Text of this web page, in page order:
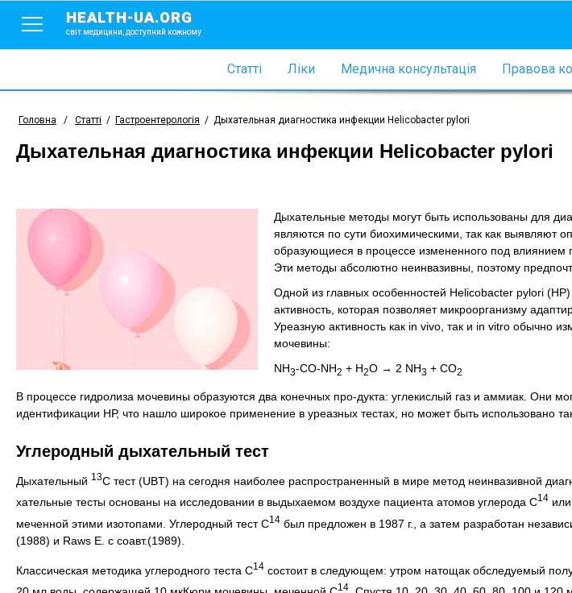
HEALTH-UA.ORG
світ медицини, доступний кожному
Статті Ліки Медична консультація Правова
Головна / Статті / Гастроентерологія / Дыхательная диагностика инфекции Helicobacter pylori
Дыхательная диагностика инфекции Helicobacter pylori
Дыхательные методы могут быть использованы для
являются по сути биохимическими, так как выявляют
образующиеся в процессе измененного под влиянием
Эти методы абсолютно неинвазивны, поэтому
Одной из главных особенностей Helicobacter pylori
активность, которая позволяет микроорганизму
Уреазную активность как in vivo, так и in vitro обычно
мочевины:
NH3-CO-NH2 + H2O → 2 NH3 + CO2
В процессе гидролиза мочевины образуются два конечных про-дукта: углекислый газ и аммиак. Они
идентификации НР, что нашло широкое применение в уреазных тестах, но может быть использовано
Углеродный дыхательный тест
Дыхательный 13С тест (UBT) на сегодня наиболее распространенный в мире метод неинвазивной
хательные тесты основаны на исследовании в выдыхаемом воздухе пациента атомов углерода С14
меченной этими изотопами. Углеродный тест С14 был предложен в 1987 г., а затем разработан
(1988) и Raws E. с соавт.(1989).
Классическая методика углеродного теста С14 состоит в следующем: утром натощак обследуемый
14